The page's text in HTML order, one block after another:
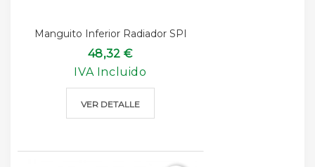
Manguito Inferior Radiador SPI
48,32 €
IVA Incluido
VER DETALLE